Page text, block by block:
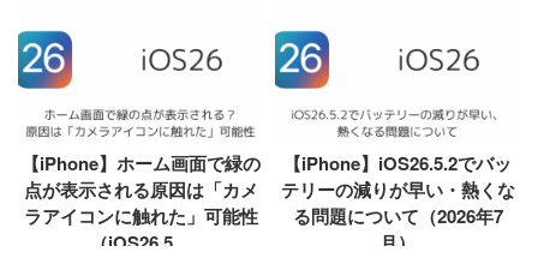
【iPhone】ホーム画面で緑の
点が表示される原因は「カメ
ラアイコンに触れた」可能性
（iOS26.5....
【iPhone】iOS26.5.2でバッ
テリーの減りが早い・熱くな
る問題について（2026年7
月）